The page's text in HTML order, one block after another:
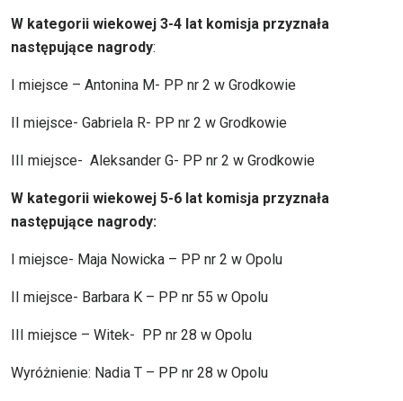
W kategorii wiekowej 3-4 lat komisja przyznała
następujące nagrody:
I miejsce – Antonina M- PP nr 2 w Grodkowie
II miejsce- Gabriela R- PP nr 2 w Grodkowie
III miejsce- Aleksander G- PP nr 2 w Grodkowie
W kategorii wiekowej 5-6 lat komisja przyznała
następujące nagrody:
I miejsce- Maja Nowicka – PP nr 2 w Opolu
II miejsce- Barbara K – PP nr 55 w Opolu
III miejsce – Witek- PP nr 28 w Opolu
Wyróżnienie: Nadia T – PP nr 28 w Opolu